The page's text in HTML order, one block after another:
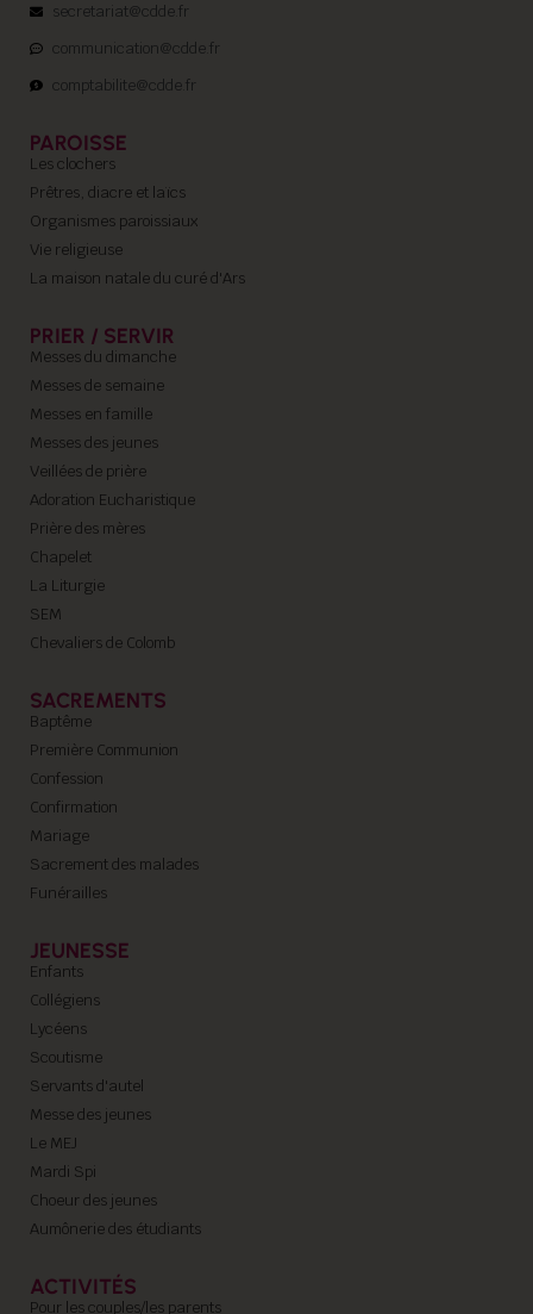
secretariat@cdde.fr
communication@cdde.fr
comptabilite@cdde.fr
PAROISSE
Les clochers
Prêtres, diacre et laïcs
Organismes paroissiaux
Vie religieuse
La maison natale du curé d'Ars
PRIER / SERVIR
Messes du dimanche
Messes de semaine
Messes en famille
Messes des jeunes
Veillées de prière
Adoration Eucharistique
Prière des mères
Chapelet
La Liturgie
SEM
Chevaliers de Colomb
SACREMENTS
Baptême
Première Communion
Confession
Confirmation
Mariage
Sacrement des malades
Funérailles
JEUNESSE
Enfants
Collégiens
Lycéens
Scoutisme
Servants d'autel
Messe des jeunes
Le MEJ
Mardi Spi
Choeur des jeunes
Aumônerie des étudiants
ACTIVITÉS
Pour les couples/les parents